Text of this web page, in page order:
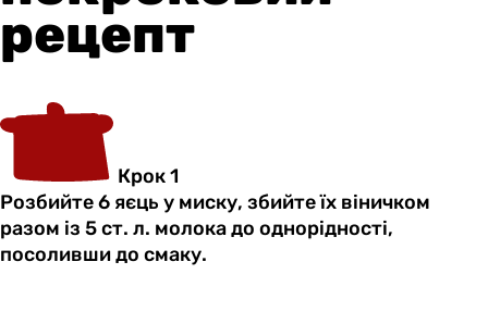
рецепт
Крок 1
Розбийте 6 яєць у миску, збийте їх віничком
разом із 5 ст. л. молока до однорідності,
посоливши до смаку.